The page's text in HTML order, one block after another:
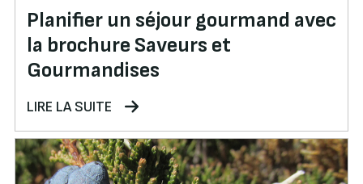
Planifier un séjour gourmand avec
la brochure Saveurs et
Gourmandises
LIRE LA SUITE